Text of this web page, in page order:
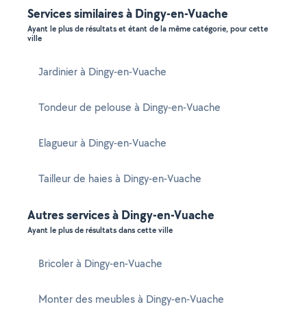
Services similaires à Dingy-en-Vuache
Ayant le plus de résultats et étant de la même catégorie, pour cette
ville
Jardinier à Dingy-en-Vuache
Tondeur de pelouse à Dingy-en-Vuache
Elagueur à Dingy-en-Vuache
Tailleur de haies à Dingy-en-Vuache
Autres services à Dingy-en-Vuache
Ayant le plus de résultats dans cette ville
Bricoler à Dingy-en-Vuache
Monter des meubles à Dingy-en-Vuache